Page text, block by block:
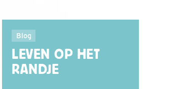
Blog
LEVEN OP HET
RANDJE